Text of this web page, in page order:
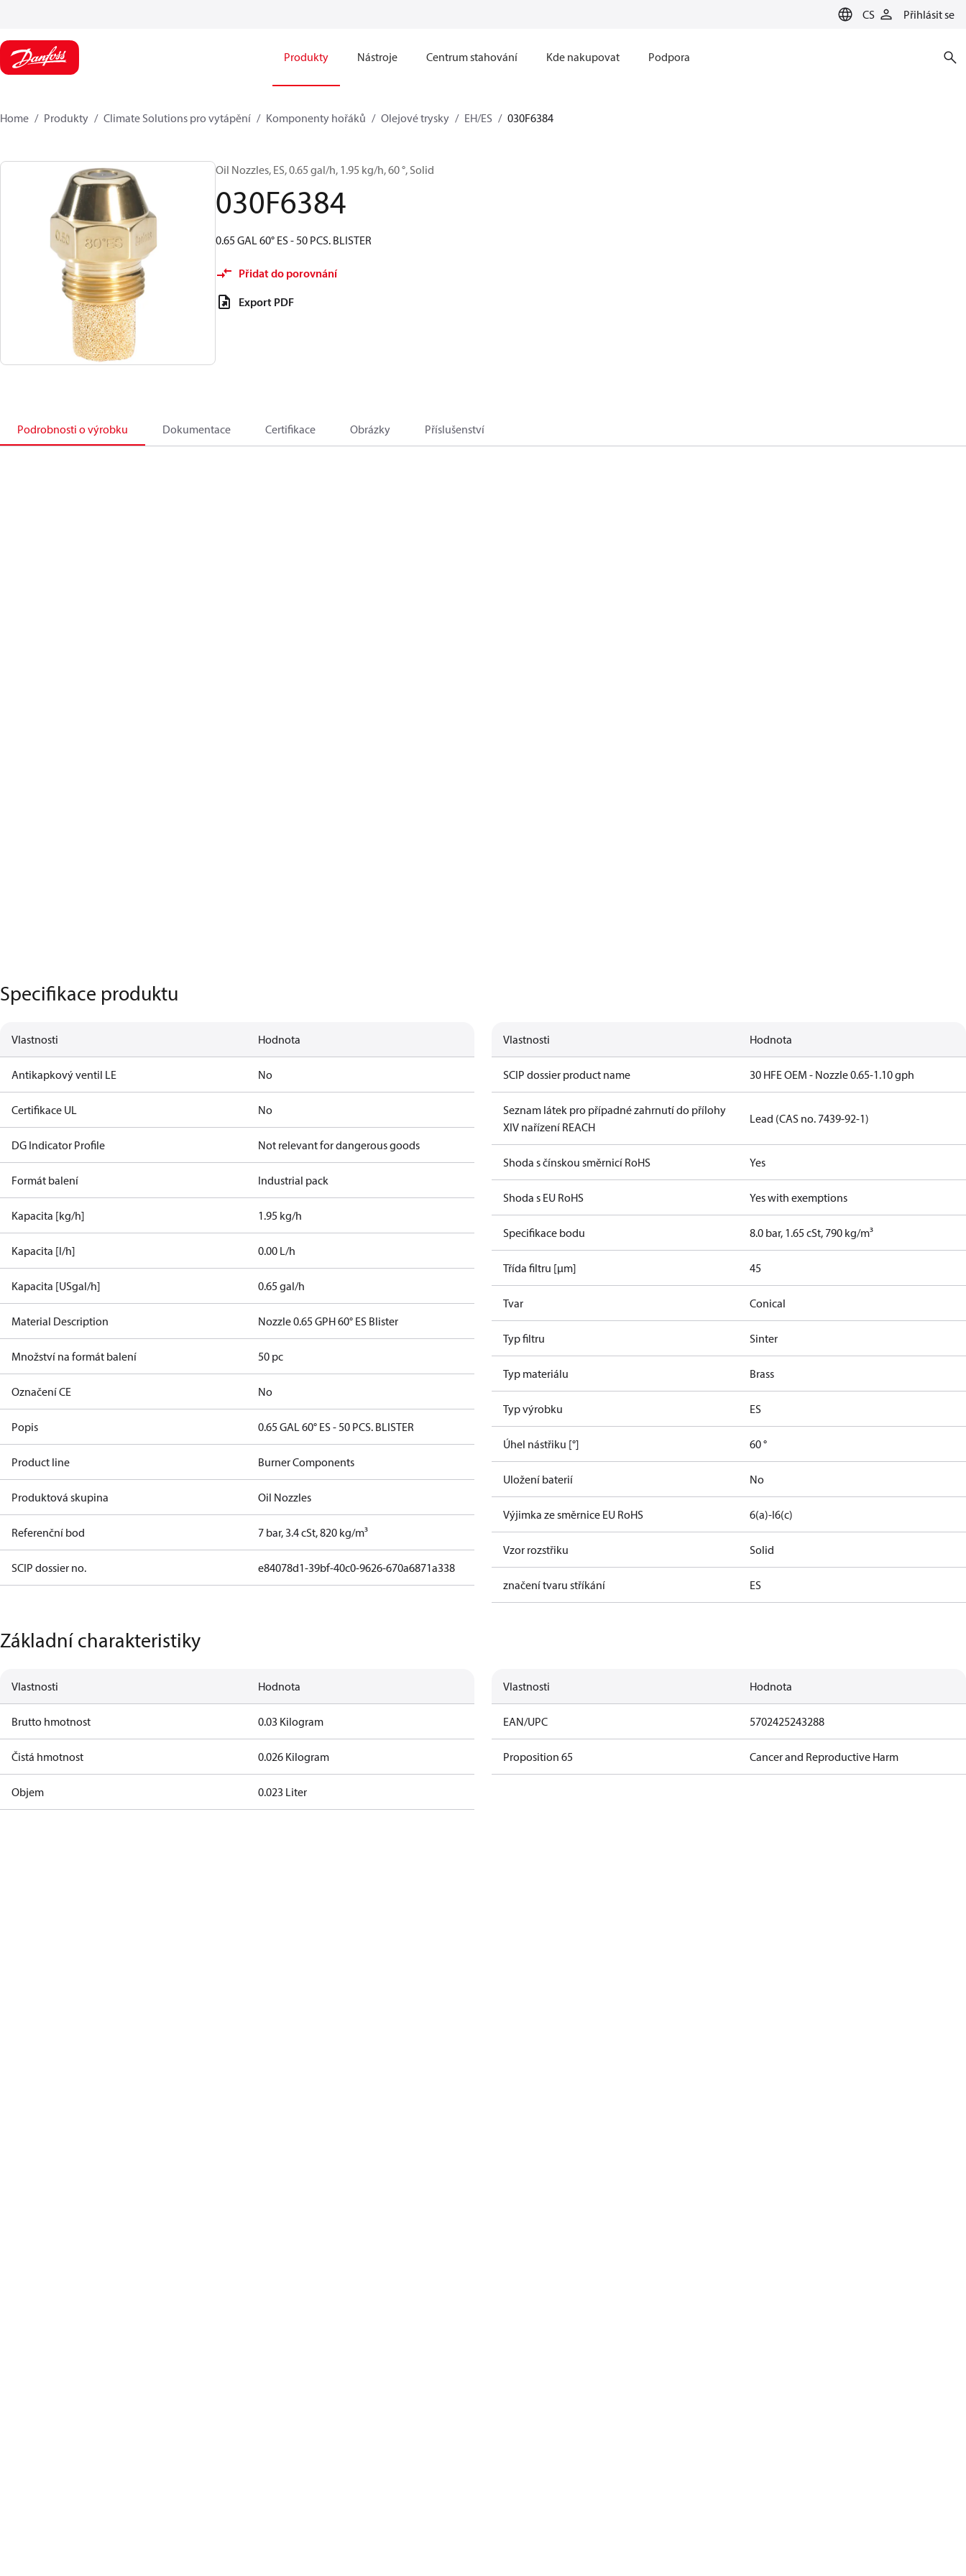
CS Přihlásit se
Produkty Nástroje Centrum stahování Kde nakupovat Podpora
Home Produkty Climate Solutions pro vytápění Komponenty hořáků Olejové trysky EH/ES 030F6384
Oil Nozzles, ES, 0.65 gal/h, 1.95 kg/h, 60 °, Solid
030F6384
0.65 GAL 60° ES - 50 PCS. BLISTER
Přidat do porovnání
Export PDF
Podrobnosti o výrobku Dokumentace Certifikace Obrázky Příslušenství
Specifikace produktu
Vlastnosti Hodnota
Antikapkový ventil LE No
Certifikace UL No
DG Indicator Profile Not relevant for dangerous goods
Formát balení Industrial pack
Kapacita [kg/h] 1.95 kg/h
Kapacita [l/h] 0.00 L/h
Kapacita [USgal/h] 0.65 gal/h
Material Description Nozzle 0.65 GPH 60° ES Blister
Množství na formát balení 50 pc
Označení CE No
Popis 0.65 GAL 60° ES - 50 PCS. BLISTER
Product line Burner Components
Produktová skupina Oil Nozzles
Referenční bod 7 bar, 3.4 cSt, 820 kg/m³
SCIP dossier no. e84078d1-39bf-40c0-9626-670a6871a338
Vlastnosti Hodnota
SCIP dossier product name 30 HFE OEM - Nozzle 0.65-1.10 gph
Seznam látek pro případné zahrnutí do přílohy
XIV nařízení REACH
Lead (CAS no. 7439-92-1)
Shoda s čínskou směrnicí RoHS Yes
Shoda s EU RoHS Yes with exemptions
Specifikace bodu 8.0 bar, 1.65 cSt, 790 kg/m³
Třída filtru [µm] 45
Tvar Conical
Typ filtru Sinter
Typ materiálu Brass
Typ výrobku ES
Úhel nástřiku [°] 60 °
Uložení baterií No
Výjimka ze směrnice EU RoHS 6(a)-I6(c)
Vzor rozstřiku Solid
značení tvaru stříkání ES
Základní charakteristiky
Vlastnosti Hodnota
Brutto hmotnost 0.03 Kilogram
Čistá hmotnost 0.026 Kilogram
Objem 0.023 Liter
Vlastnosti Hodnota
EAN/UPC 5702425243288
Proposition 65 Cancer and Reproductive Harm